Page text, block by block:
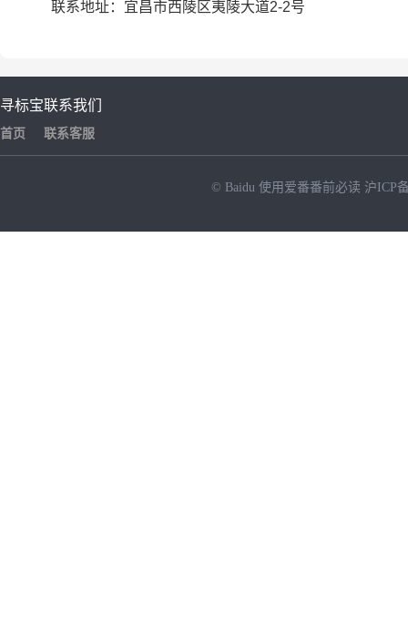
联系地址：宜昌市西陵区夷陵大道2-2号
寻标宝
首页
联系我们
联系客服
© Baidu 使用爱番番前必读 沪ICP